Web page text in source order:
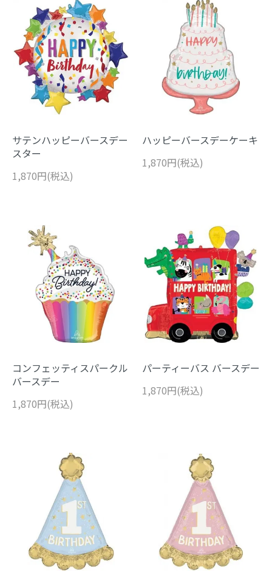
サテンハッピーバースデー
スター
1,870円(税込)
ハッピーバースデーケーキ
1,870円(税込)
コンフェッティスパークル
バースデー
1,870円(税込)
パーティーバス バースデー
1,870円(税込)